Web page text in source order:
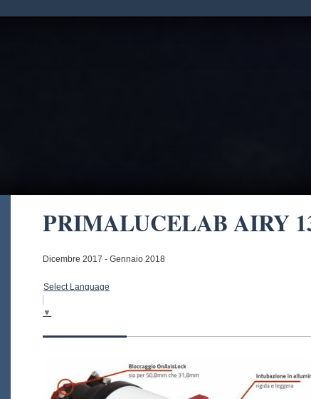
PRIMALUCELAB AIRY
Dicembre 2017 - Gennaio 2018
Select Language
▼